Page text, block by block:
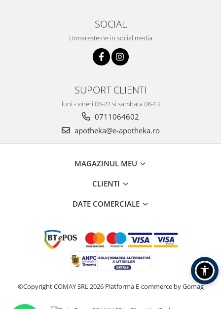
SOCIAL
Urmareste-ne in social media
SUPORT CLIENTI
luni - vineri 08-22 si sambata 08-13
0711064602
apotheka@e-apotheka.ro
MAGAZINUL MEU
CLIENTI
DATE COMERCIALE
©Copyright COMAY SRL 2026 Platforma E-commerce by Gomag